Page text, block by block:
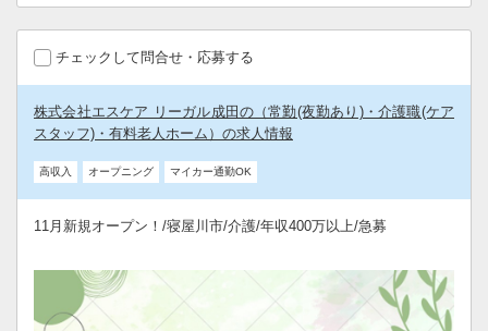
チェックして問合せ・応募する
株式会社エスケア リーガル成田の（常勤(夜勤あり)・介護職(ケア
スタッフ)・有料老人ホーム）の求人情報
高収入 オープニング マイカー通勤OK
11月新規オープン！/寝屋川市/介護/年収400万以上/急募